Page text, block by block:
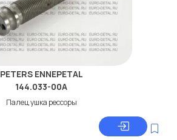
PETERS ENNEPETAL
144.033-00A
Палец ушка рессоры